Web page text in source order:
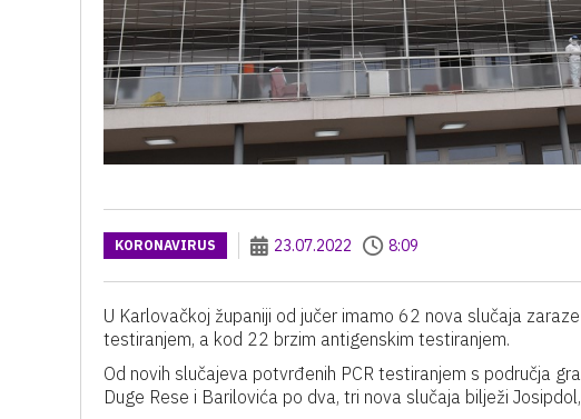
KORONAVIRUS 23.07.2022 8:09
U Karlovačkoj županiji od jučer imamo 62 nova slučaja
testiranjem, a kod 22 brzim antigenskim testiranjem.
Od novih slučajeva potvrđenih PCR testiranjem s područja
Duge Rese i Barilovića po dva, tri nova slučaja bilježi